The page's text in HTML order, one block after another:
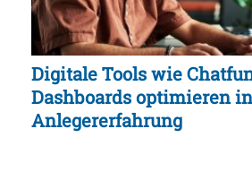
Digitale Tools wie
Dashboards optimieren
Anlegererfahrung